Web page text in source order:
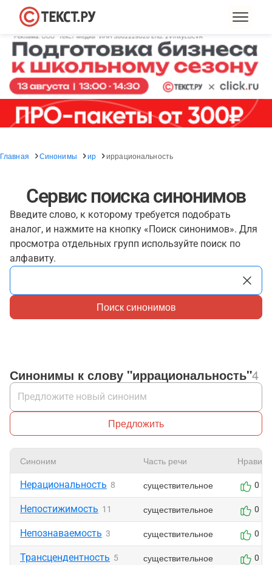
Главная Синонимы ир иррациональность
Сервис поиска синонимов
Введите слово, к которому требуется подобрать
аналог, и нажмите на кнопку «Поиск синонимов». Для
просмотра отдельных групп используйте поиск по
алфавиту.
Поиск синонимов
Синонимы к слову "иррациональность"4
Предложить
Синоним Часть речи
Нерациональность 8 существительное 0
Непостижимость 11 существительное 0
Непознаваемость 3 существительное 0
Трансцендентность 5 существительное 0